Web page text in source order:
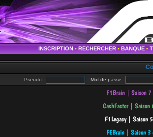
INSCRIPTION • RECHERCHER • BANQUE •
Pseudo : Mot de passe :